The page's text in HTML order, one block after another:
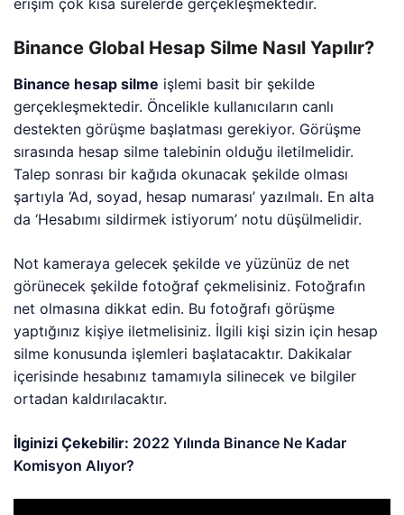
erişim çok kısa sürelerde gerçekleşmektedir.
Binance Global Hesap Silme Nasıl Yapılır?
Binance hesap silme işlemi basit bir şekilde
gerçekleşmektedir. Öncelikle kullanıcıların canlı
destekten görüşme başlatması gerekiyor. Görüşme
sırasında hesap silme talebinin olduğu iletilmelidir.
Talep sonrası bir kağıda okunacak şekilde olması
şartıyla ‘Ad, soyad, hesap numarası’ yazılmalı. En alta
da ‘Hesabımı sildirmek istiyorum’ notu düşülmelidir.
Not kameraya gelecek şekilde ve yüzünüz de net
görünecek şekilde fotoğraf çekmelisiniz. Fotoğrafın
net olmasına dikkat edin. Bu fotoğrafı görüşme
yaptığınız kişiye iletmelisiniz. İlgili kişi sizin için hesap
silme konusunda işlemleri başlatacaktır. Dakikalar
içerisinde hesabınız tamamıyla silinecek ve bilgiler
ortadan kaldırılacaktır.
İlginizi Çekebilir: 2022 Yılında Binance Ne Kadar
Komisyon Alıyor?